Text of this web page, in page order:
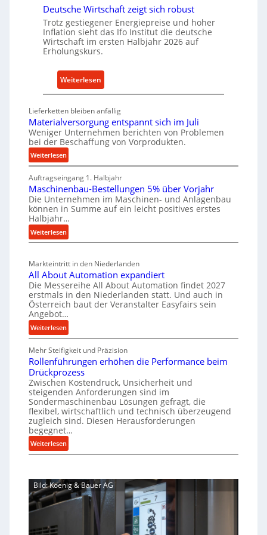
i
e
-
s
z
t
i
l
e
n
n
n
a
c
h
a
t
i
g
e
W
z
e
u
p
r
o
s
s
Deutsche Wirtschaft zeigt sich robust
Trotz gestiegener Energiepreise und hoher
Inflation sieht das Ifo Institut die deutsche
Wirtschaft im ersten Halbjahr 2026 auf
Erholungskurs.
Weiterlesen
D
u
t
s
h
e
W
s
h
a
f
t
i
g
t
s
i
c
h
b
s
t
Lieferketten bleiben anfällig
Materialversorgung entspannt sich im Juli
Weniger Unternehmen berichten von Problemen
bei der Beschaffung von Vorprodukten.
Weiterlesen:
M
a
t
e
r
i
a
l
e
r
s
o
u
n
g
e
n
t
s
p
a
n
n
i
c
Auftragseingang 1. Halbjahr
Maschinenbau-Bestellungen 5% über Vorjahr
Die Unternehmen im Maschinen- und Anlagenbau
können in Summe auf ein leicht positives erstes
Halbjahr…
Weiterlesen:
M
s
c
h
i
n
e
n
a
u
-
B
e
s
t
e
l
l
n
g
e
Markteintritt in den Niederlanden
All About Automation expandiert
Die Messereihe All About Automation findet 2027
erstmals in den Niederlanden statt. Und auch in
Österreich baut der Veranstalter Easyfairs sein
Angebot…
Weiterlesen:
A
l
l
A
b
o
u
t
t
a
t
Mehr Steifigkeit und Präzision
Rollenführungen erhöhen die Performance beim
Drückprozess
Zwischen Kostendruck, Unsicherheit und
steigenden Anforderungen sind im
Sondermaschinenbau Lösungen gefragt, die
flexibel, wirtschaftlich und technisch überzeugend
zugleich sind. Diesen Herausforderungen
begegnet…
Weiterlesen:
R
l
l
e
Bild: Koenig & Bauer AG